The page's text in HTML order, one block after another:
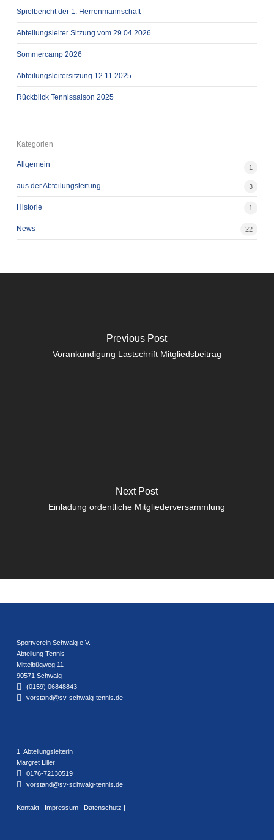
Spielbericht der 1. Herrenmannschaft
Abteilungsleiter Sitzung vom 29.04.2026
Sommercamp 2026
Abteilungsleitersitzung 12.11.2025
Rückblick Tennissaison 2025
Kategorien
Allgemein 1
aus der Abteilungsleitung 3
Historie 1
News 22
Previous Post
Vorankündigung Lastschrift Mitgliedsbeitrag
Next Post
Einladung ordentliche Mitgliederversammlung
Sportverein Schwaig e.V.
Abteilung Tennis
Mittelbügweg 11
90571 Schwaig
(0159) 06848843
vorstand@sv-schwaig-tennis.de
1. Abteilungsleiterin
Margret Liller
0176-72130519
vorstand@sv-schwaig-tennis.de
Kontakt| Impressum| Datenschutz |